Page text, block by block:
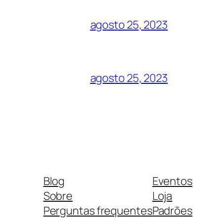
agosto 25, 2023
agosto 25, 2023
Blog
Sobre
Perguntas frequentes
Eventos
Loja
Padrões